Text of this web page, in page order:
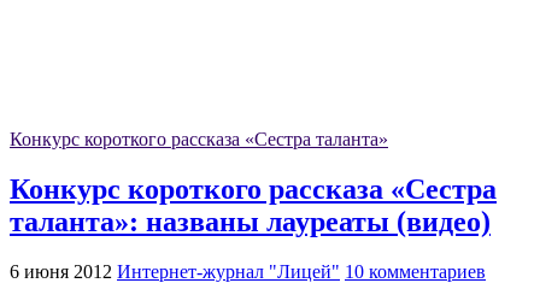
Конкурс короткого рассказа «Сестра таланта»
Конкурс короткого рассказа «Сестра
таланта»: названы лауреаты (видео)
6 июня 2012 Интернет-журнал "Лицей" 10 комментариев